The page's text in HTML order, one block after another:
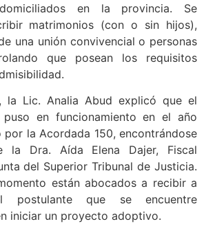
en la provincia. Se
matrimonios (con o sin hijos),
una unión convivencial o personas
que posean los requisitos
la Lic. Analia Abud explicó que el
puso en funcionamiento en el año
por la Acordada 150, encontrándose
la Dra. Aída Elena Dajer, Fiscal
del Superior Tribunal de Justicia.
están abocados a recibir a
postulante que se encuentre
iniciar un proyecto adoptivo.